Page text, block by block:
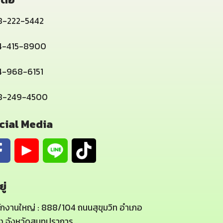
222-5442
415-8900
968-6151
249-4500
Media
งานใหญ่ : 888/104 ถนนสุขุมวิท อำเภอ